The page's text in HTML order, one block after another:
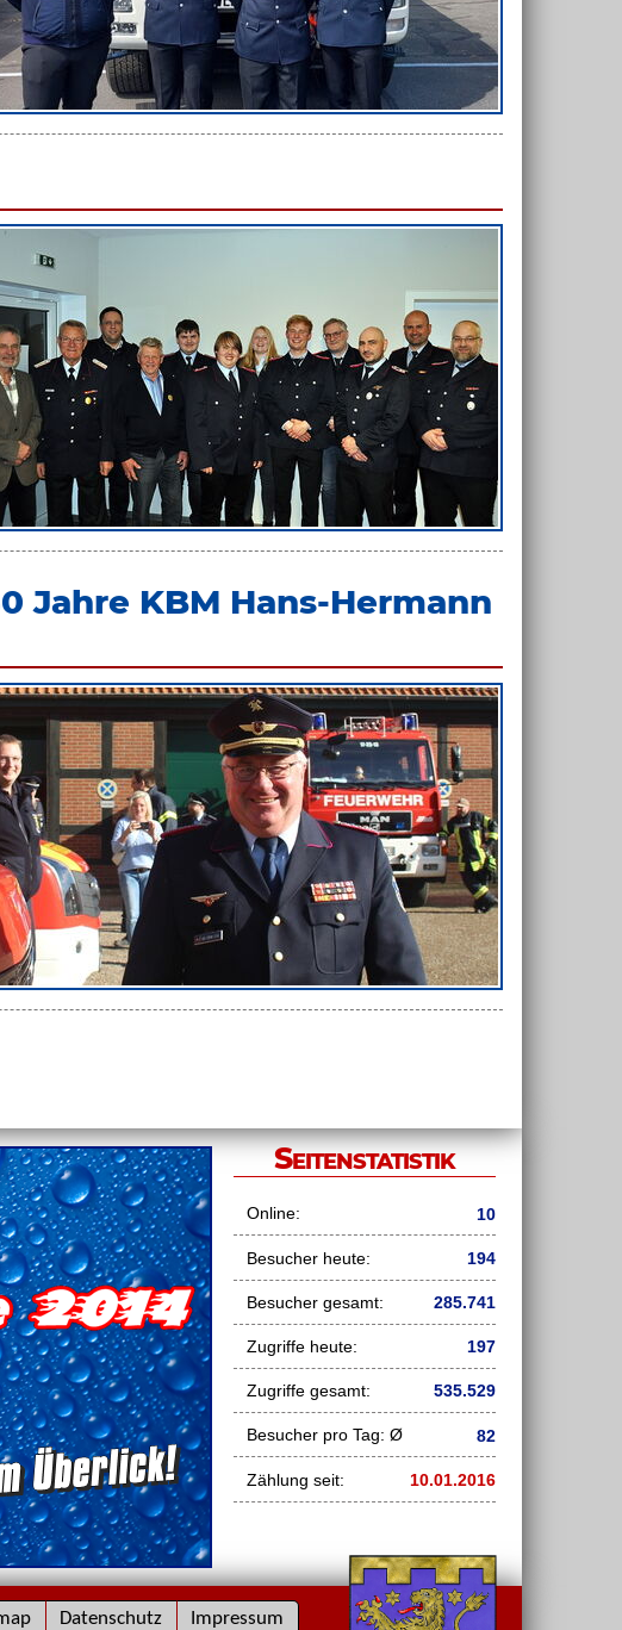
Jahre KBM Hans-Hermann
Seitenstatistik
Online: 10
Besucher heute: 194
Besucher gesamt: 285.741
Zugriffe heute: 197
Zugriffe gesamt: 535.529
Besucher pro Tag: Ø 82
Zählung seit: 10.01.2016
Datenschutz Impressum